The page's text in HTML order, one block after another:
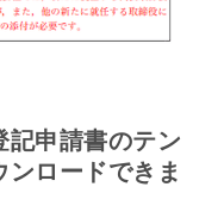
記申請書のテン
ロードできま